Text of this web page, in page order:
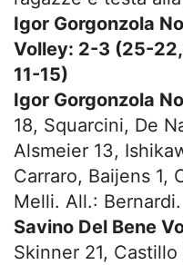
Igor Gorgonzola
Volley: 2-3 (25-
11-15)
Igor Gorgonzola
18, Squarcini, De
Alsmeier 13,
Carraro, Baijens 1,
Melli. All.: Bernardi.
Savino Del Bene
Skinner 21,